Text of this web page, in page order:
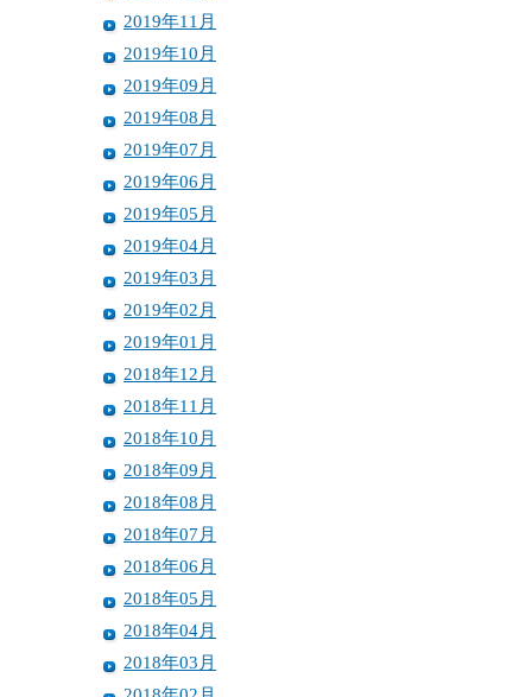
2019年11月
2019年10月
2019年09月
2019年08月
2019年07月
2019年06月
2019年05月
2019年04月
2019年03月
2019年02月
2019年01月
2018年12月
2018年11月
2018年10月
2018年09月
2018年08月
2018年07月
2018年06月
2018年05月
2018年04月
2018年03月